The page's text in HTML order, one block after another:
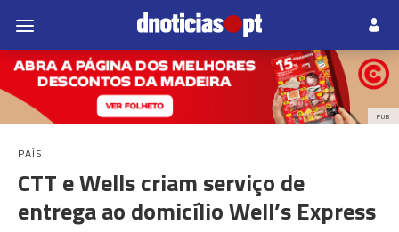
PUB
PAÍS
CTT e Wells criam serviço de
entrega ao domicílio Well’s Express